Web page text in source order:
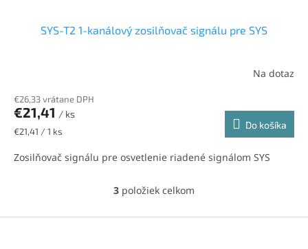
SYS-T2 1-kanálový zosilňovač signálu pre SYS
Na dotaz
€26,33 vrátane DPH
€21,41 / ks
Jednotková
€21,41 / 1 ks
Do košíka
Zosilňovač signálu pre osvetlenie riadené signálom SYS
O
l
3 položiek celkom